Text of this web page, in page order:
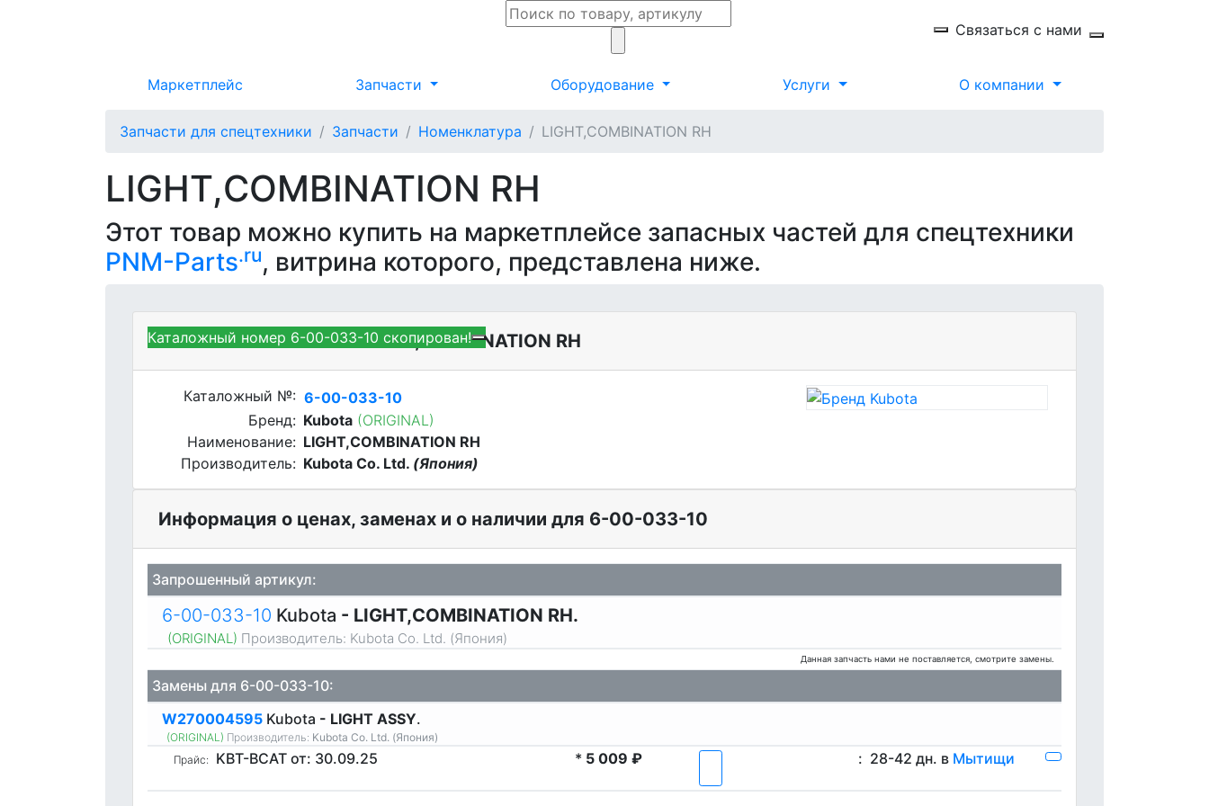
Связаться с нами
Маркетплейс Запчасти Оборудование Услуги О компании
Запчасти для спецтехники Запчасти Номенклатура LIGHT,COMBINATION RH
LIGHT,COMBINATION RH
Этот товар можно купить на маркетплейсе запасных частей для спецтехники
PNM-Parts.ru, витрина которого, представлена ниже.
Kubota 6-00-033-10 - LIGHT,COMBINATION RH
Каталожный №: 6-00-033-10
Бренд: Kubota (ORIGINAL)
Наименование: LIGHT,COMBINATION RH
Производитель: Kubota Co. Ltd. (Япония)
Каталожный номер 6-00-033-10 скопирован!
Информация о ценах, заменах и о наличии для 6-00-033-10
Запрошенный артикул:
6-00-033-10 Kubota - LIGHT,COMBINATION RH.
(ORIGINAL) Производитель: Kubota Co. Ltd. (Япония)
Данная запчасть нами не поставляется, смотрите замены.
Замены для 6-00-033-10:
W270004595 Kubota - LIGHT ASSY.
(ORIGINAL) Производитель: Kubota Co. Ltd. (Япония)
Прайс:
KBT-BCAT от: 30.09.25 * 5 009 ₽ : 28-42 дн. в Мытищи